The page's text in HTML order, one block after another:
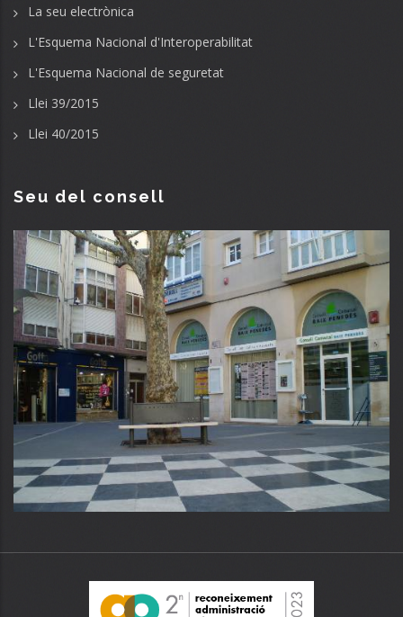
La seu electrònica
L'Esquema Nacional d'Interoperabilitat
L'Esquema Nacional de seguretat
Llei 39/2015
Llei 40/2015
Seu del consell